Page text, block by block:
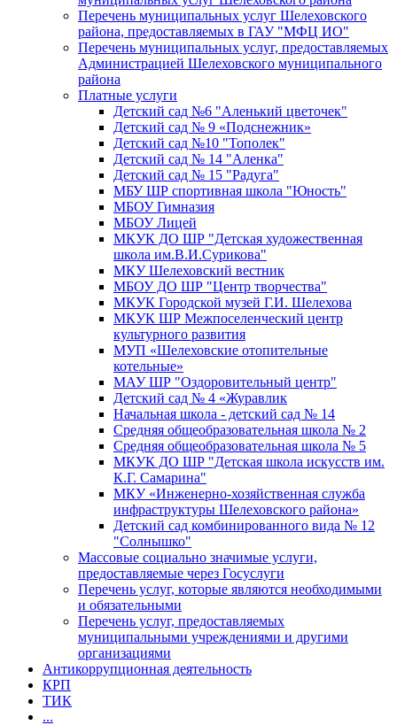
Перечень муниципальных услуг Шелеховского
района, предоставляемых в ГАУ "МФЦ ИО"
Перечень муниципальных услуг, предоставляемых
Администрацией Шелеховского муниципального
района
Платные услуги
Детский сад №6 "Аленький цветочек"
Детский сад № 9 «Подснежник»
Детский сад №10 "Тополек"
Детский сад № 14 "Аленка"
Детский сад № 15 "Радуга"
МБУ ШР спортивная школа "Юность"
МБОУ Гимназия
МБОУ Лицей
МКУК ДО ШР "Детская художественная
школа им.В.И.Сурикова"
МКУ Шелеховский вестник
МБОУ ДО ШР "Центр творчества"
МКУК Городской музей Г.И. Шелехова
МКУК ШР Межпоселенческий центр
культурного развития
МУП «Шелеховские отопительные
котельные»
МАУ ШР "Оздоровительный центр"
Детский сад № 4 «Журавлик
Начальная школа - детский сад № 14
Средняя общеобразовательная школа № 2
Средняя общеобразовательная школа № 5
МКУК ДО ШР "Детская школа искусств им.
К.Г. Самарина"
МКУ «Инженерно-хозяйственная служба
инфраструктуры Шелеховского района»
Детский сад комбинированного вида № 12
"Солнышко"
Массовые социально значимые услуги,
предоставляемые через Госуслуги
Перечень услуг, которые являются необходимыми
и обязательными
Перечень услуг, предоставляемых
муниципальными учреждениями и другими
организациями
Антикоррупционная деятельность
КРП
ТИК
...